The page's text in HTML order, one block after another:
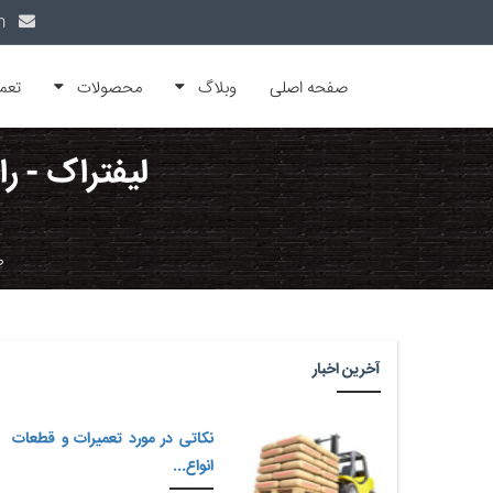
صفحه اصلی وبلاگ محصولات
لیفتراک -
آخرین اخبار
نکاتی در مورد تعمیرات و قطعات
انواع...